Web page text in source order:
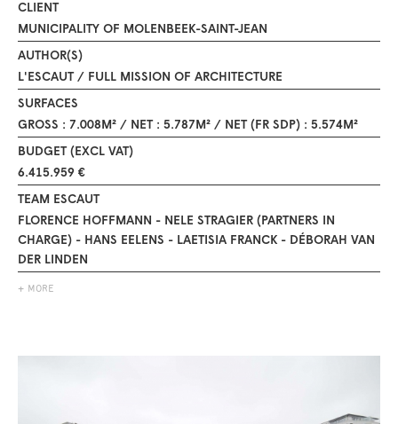
CLIENT
MUNICIPALITY OF MOLENBEEK-SAINT-JEAN
AUTHOR(S)
L'ESCAUT / FULL MISSION OF ARCHITECTURE
SURFACES
GROSS : 7.008M² / NET : 5.787M² / NET (FR SDP) : 5.574M²
BUDGET (EXCL VAT)
6.415.959 €
TEAM ESCAUT
FLORENCE HOFFMANN - NELE STRAGIER (PARTNERS IN
CHARGE) - HANS EELENS - LAETISIA FRANCK - DÉBORAH VAN
DER LINDEN
+ MORE